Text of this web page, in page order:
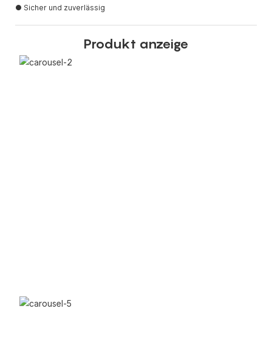
● Sicher und zuverlässig
Produkt anzeige